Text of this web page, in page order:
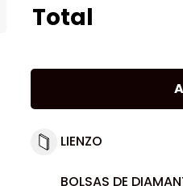
Total
LIENZO
BOLSAS DE